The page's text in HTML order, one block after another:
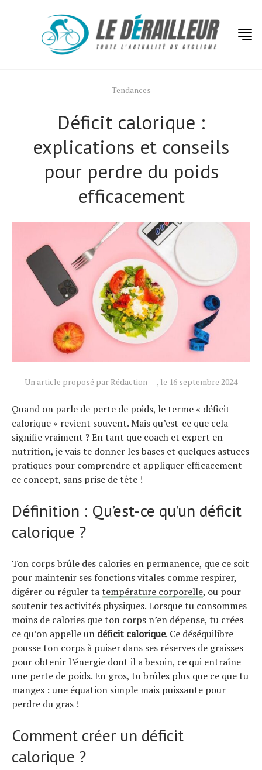
Tendances
Déficit calorique :
explications et conseils
pour perdre du poids
efficacement
Un article proposé par Rédaction , le 16 septembre 2024
Quand on parle de perte de poids, le terme « déficit
calorique » revient souvent. Mais qu’est-ce que cela
signifie vraiment ? En tant que coach et expert en
nutrition, je vais te donner les bases et quelques astuces
pratiques pour comprendre et appliquer efficacement
ce concept, sans prise de tête !
Définition : Qu’est-ce qu’un déficit
calorique ?
Ton corps brûle des calories en permanence, que ce soit
pour maintenir ses fonctions vitales comme respirer,
digérer ou réguler tatempérature corporelle, ou pour
soutenir tes activités physiques. Lorsque tu consommes
moins de calories que ton corps n’en dépense, tu crées
ce qu’on appelle un déficit calorique. Ce déséquilibre
pousse ton corps à puiser dans ses réserves de graisses
pour obtenir l’énergie dont il a besoin, ce qui entraîne
une perte de poids. En gros, tu brûles plus que ce que tu
manges : une équation simple mais puissante pour
perdre du gras !
Comment créer un déficit
calorique ?
Actualités
Technologies
Tests de produits
Conseils
Tendances
Tous nos articles
À propos